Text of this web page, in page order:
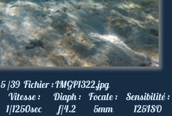
5 /39 Fichier :IMGP1322.jpg
Vitesse :
1/1250sec
Diaph :
f/4.2
Focale :
5mm
Sensibilité :
125ISO